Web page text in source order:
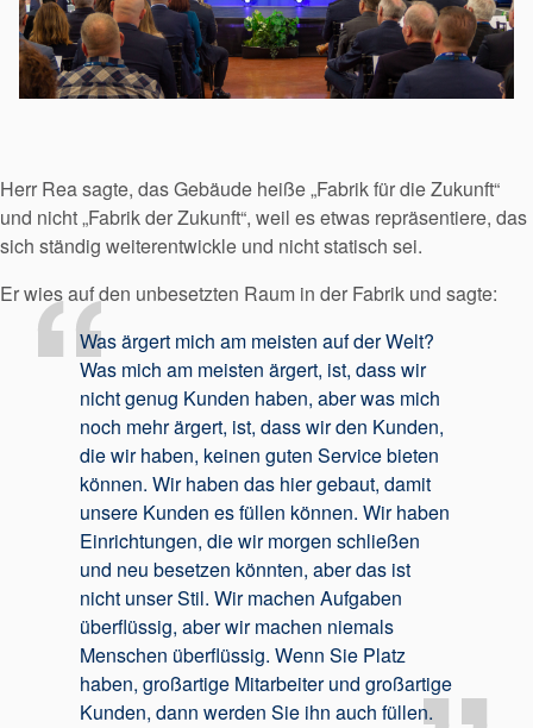
Akademie
Produktbroschüren
Video
Herr Rea sagte, das Gebäude heiße „Fabrik für die Zukunft“
und nicht „Fabrik der Zukunft“, weil es etwas repräsentiere, das
sich ständig weiterentwickle und nicht statisch sei.
Er wies auf den unbesetzten Raum in der Fabrik und sagte:
Was ärgert mich am meisten auf der Welt?
Was mich am meisten ärgert, ist, dass wir
nicht genug Kunden haben, aber was mich
noch mehr ärgert, ist, dass wir den Kunden,
die wir haben, keinen guten Service bieten
können. Wir haben das hier gebaut, damit
unsere Kunden es füllen können. Wir haben
Einrichtungen, die wir morgen schließen
und neu besetzen könnten, aber das ist
nicht unser Stil. Wir machen Aufgaben
überflüssig, aber wir machen niemals
Menschen überflüssig. Wenn Sie Platz
haben, großartige Mitarbeiter und großartige
Kunden, dann werden Sie ihn auch füllen.